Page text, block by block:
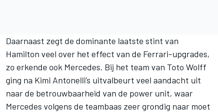
Daarnaast zegt de dominante laatste stint van
Hamilton veel over het effect van de Ferrari-upgrades,
zo erkende ook Mercedes. Bij het team van Toto Wolff
ging na Kimi Antonelli’s uitvalbeurt veel aandacht uit
naar de betrouwbaarheid van de power unit, waar
Mercedes volgens de teambaas zeer grondig naar moet